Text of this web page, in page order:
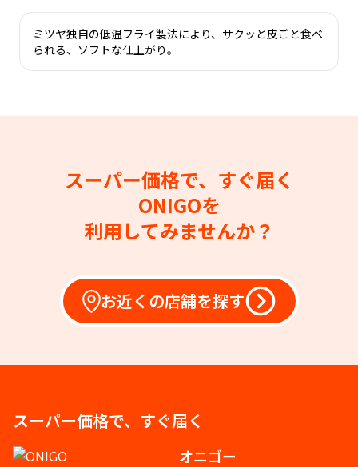
ミツヤ独自の低温フライ製法により、サクッと皮ごと食べ
られる、ソフトな仕上がり。
スーパー価格で、すぐ届く
ONIGOを
利用してみませんか？
お近くの店舗を探す
スーパー価格で、すぐ届く
オニゴー